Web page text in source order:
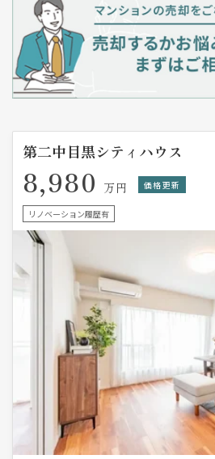
第二中目黒シティハウス
8,980 万円 価格更新
リノベーション履歴有